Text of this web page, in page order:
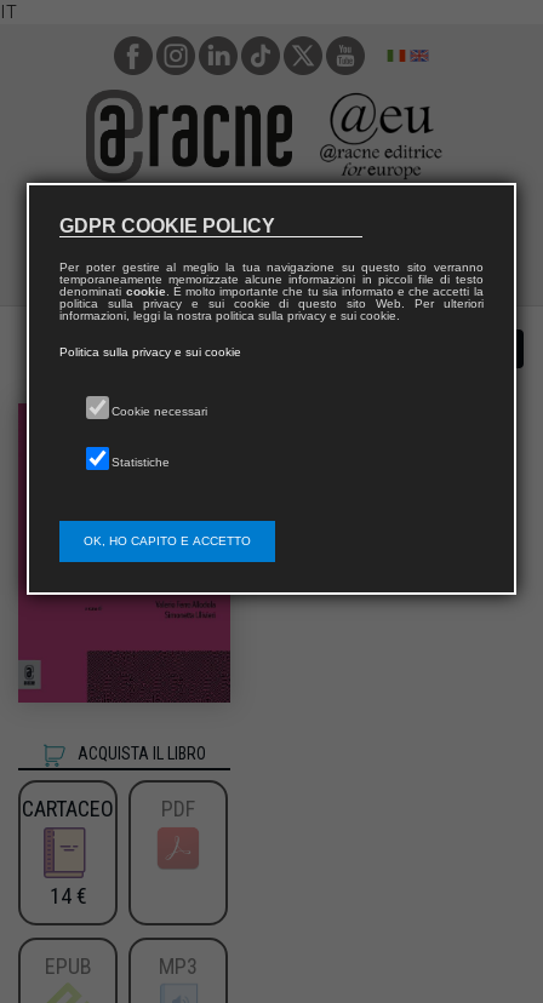
IT
ACQUISTA IL LIBRO
CARTACEO
14 €
PDF
EPUB MP3
GDPR COOKIE POLICY
Per poter gestire al meglio la tua navigazione su questo sito verranno
temporaneamente memorizzate alcune informazioni in piccoli file di testo
denominati cookie. È molto importante che tu sia informato e che accetti la
politica sulla privacy e sui cookie di questo sito Web. Per ulteriori
informazioni, leggi la nostra politica sulla privacy e sui cookie.
Politica sulla privacy e sui cookie
Cookie necessari
Statistiche
OK, HO CAPITO E ACCETTO